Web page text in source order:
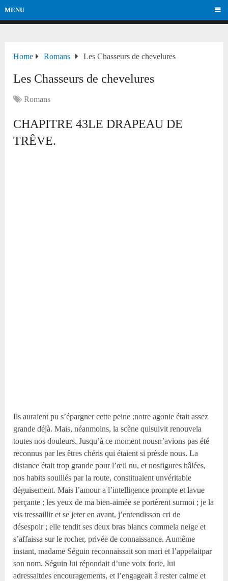
MENU
Home Romans Les Chasseurs de chevelures
Les Chasseurs de chevelures
Romans
CHAPITRE 43LE DRAPEAU DE
TRÊVE.
Ils auraient pu s’épargner cette peine ;notre agonie était assez
grande déjà. Mais, néanmoins, la scène quisuivit renouvela
toutes nos douleurs. Jusqu’à ce moment nousn’avions pas été
reconnus par les êtres chéris qui étaient si prèsde nous. La
distance était trop grande pour l’œil nu, et nosfigures hâlées,
nos habits souillés par la route, constituaient unvéritable
déguisement. Mais l’amour a l’intelligence prompte et lavue
perçante ; les yeux de ma bien-aimée se portèrent surmoi ; je la
vis tressaillir et se jeter en avant, j’entendisson cri de
désespoir ; elle tendit ses deux bras blancs commela neige et
s’affaissa sur le rocher, privée de connaissance. Aumême
instant, madame Séguin reconnaissait son mari et l’appelaitpar
son nom. Séguin lui répondait d’une voix forte, lui
adressaitdes encouragements, et l’engageait à rester calme et